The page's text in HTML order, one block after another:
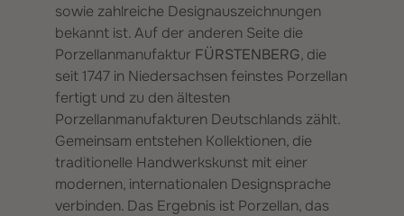
sowie zahlreiche Designauszeichnungen
bekannt ist. Auf der anderen Seite die
Porzellanmanufaktur FÜRSTENBERG, die
seit 1747 in Niedersachsen feinstes Porzellan
fertigt und zu den ältesten
Porzellanmanufakturen Deutschlands zählt.
Gemeinsam entstehen Kollektionen, die
traditionelle Handwerkskunst mit einer
modernen, internationalen Designsprache
verbinden. Das Ergebnis ist Porzellan, das